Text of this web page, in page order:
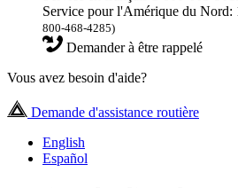
Service pour l'Amérique du
800-468-4285)
Demander à être rappelé
Vous avez besoin d'aide?
Demande d'assistance routière
English
Español